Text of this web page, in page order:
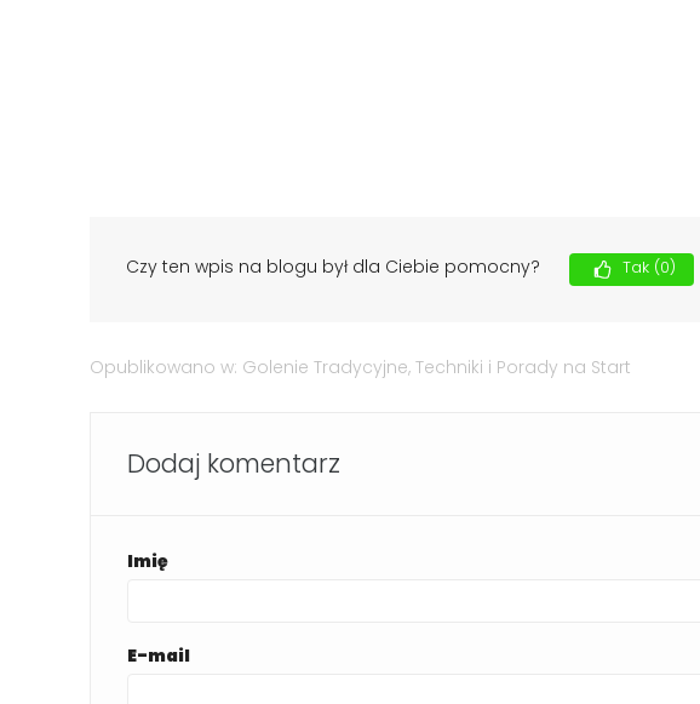
Czy ten wpis na blogu był dla Ciebie pomocny? Tak (0)
Opublikowano w: Golenie Tradycyjne, Techniki i Porady na Start
Dodaj komentarz
Imię
E-mail